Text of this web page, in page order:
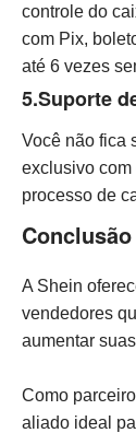
controle do
com Pix,
até 6 vezes
5.Suporte
Você não fica
exclusivo com
processo de
Conclusão
A Shein
vendedores
aumentar
Como
aliado ideal